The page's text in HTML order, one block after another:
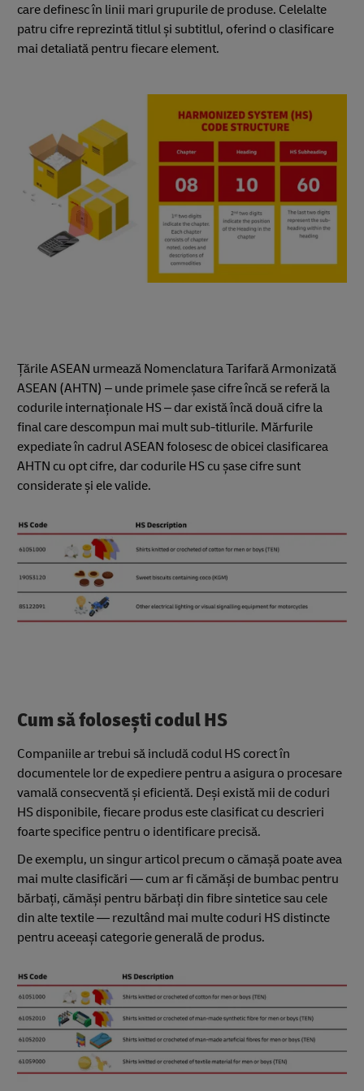
care definesc în linii mari grupurile de produse. Celelalte
patru cifre reprezintă titlul și subtitlul, oferind o clasificare
mai detaliată pentru fiecare element.
Țările ASEAN urmează Nomenclatura Tarifară Armonizată
ASEAN (AHTN) – unde primele șase cifre încă se referă la
codurile internaționale HS – dar există încă două cifre la
final care descompun mai mult sub-titlurile. Mărfurile
expediate în cadrul ASEAN folosesc de obicei clasificarea
AHTN cu opt cifre, dar codurile HS cu șase cifre sunt
considerate și ele valide.
Cum să folosești codul HS
Companiile ar trebui să includă codul HS corect în
documentele lor de expediere pentru a asigura o procesare
vamală consecventă și eficientă. Deși există mii de coduri
HS disponibile, fiecare produs este clasificat cu descrieri
foarte specifice pentru o identificare precisă.
De exemplu, un singur articol precum o cămașă poate avea
mai multe clasificări — cum ar fi cămăși de bumbac pentru
bărbați, cămăși pentru bărbați din fibre sintetice sau cele
din alte textile — rezultând mai multe coduri HS distincte
pentru aceeași categorie generală de produs.